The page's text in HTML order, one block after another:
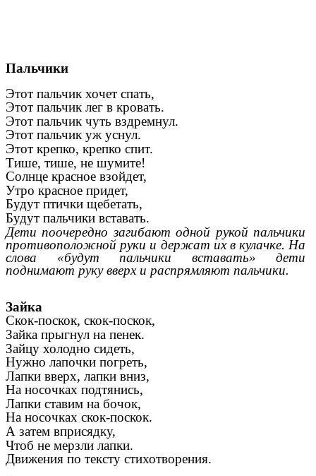
Пальчики
Этот пальчик хочет спать,
Этот пальчик лег в кровать.
Этот пальчик чуть вздремнул.
Этот пальчик уж уснул.
Этот крепко, крепко спит.
Тише, тише, не шумите!
Солнце красное взойдет,
Утро красное придет,
Будут птички щебетать,
Будут пальчики вставать.
Дети поочередно загибают одной рукой пальчики
противоположной руки и держат их в кулачке. На
слова «будут пальчики вставать» дети
поднимают руку вверх и распрямляют пальчики.
Зайка
Скок-поскок, скок-поскок,
Зайка прыгнул на пенек.
Зайцу холодно сидеть,
Нужно лапочки погреть,
Лапки вверх, лапки вниз,
На носочках подтянись,
Лапки ставим на бочок,
На носочках скок-поскок.
А затем вприсядку,
Чтоб не мерзли лапки.
Движения по тексту стихотворения.